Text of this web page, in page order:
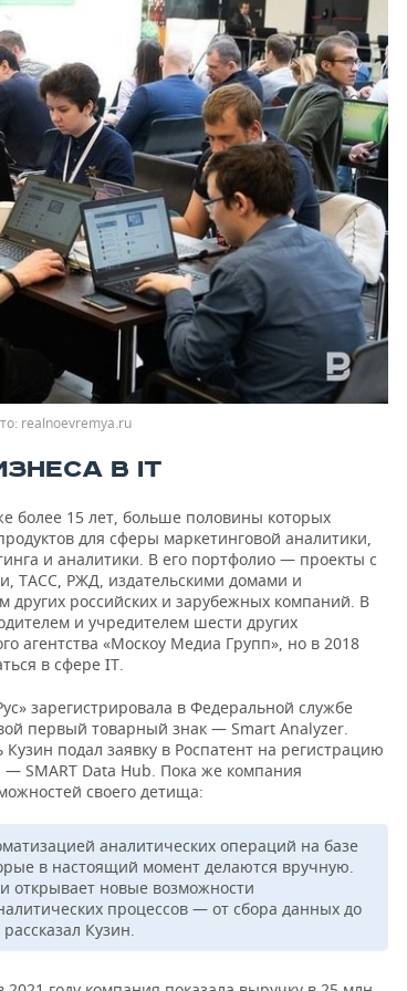
realnoevremya.ru
В IT
более 15 лет, больше половины которых
для сферы маркетинговой аналитики,
и аналитики. В его портфолио — проекты с
ТАСС, РЖД, издательскими домами и
российских и зарубежных компаний. В
и учредителем шести других
агентства «Москоу Медиа Групп», но в 2018
в сфере IT.
зарегистрировала в Федеральной службе
первый товарный знак — Smart Analyzer.
подал заявку в Роспатент на регистрацию
— SMART Data Hub. Пока же компания
своего детища:
аналитических операций на базе
в настоящий момент делаются вручную.
открывает новые возможности
процессов — от сбора данных до
Кузин.